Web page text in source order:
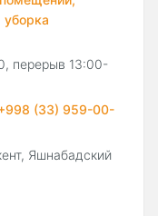
перерыв 13:00-
(33) 959-00-
Яшнабадский